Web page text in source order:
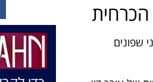
הכרחית
שפונים